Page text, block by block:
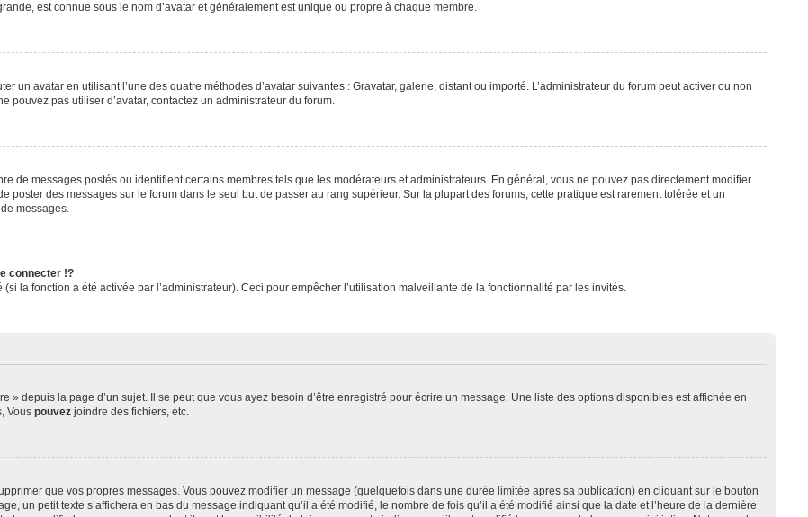
est connue sous le nom d’avatar et généralement est unique ou propre à chaque membre.
un avatar en utilisant l’une des quatre méthodes d’avatar suivantes : Gravatar, galerie, distant ou importé. L’administrateur du forum peut activer ou non
pouvez pas utiliser d’avatar, contactez un administrateur du forum.
de messages postés ou identifient certains membres tels que les modérateurs et administrateurs. En général, vous ne pouvez pas directement modifier
poster des messages sur le forum dans le seul but de passer au rang supérieur. Sur la plupart des forums, cette pratique est rarement tolérée et un
messages.
connecter !?
la fonction a été activée par l’administrateur). Ceci pour empêcher l’utilisation malveillante de la fonctionnalité par les invités.
depuis la page d’un sujet. Il se peut que vous ayez besoin d’être enregistré pour écrire un message. Une liste des options disponibles est affichée en
Vous pouvezjoindre des fichiers, etc.
que vos propres messages. Vous pouvez modifier un message (quelquefois dans une durée limitée après sa publication) en cliquant sur le bouton
un petit texte s’affichera en bas du message indiquant qu’il a été modifié, le nombre de fois qu’il a été modifié ainsi que la date et l’heure de la dernière